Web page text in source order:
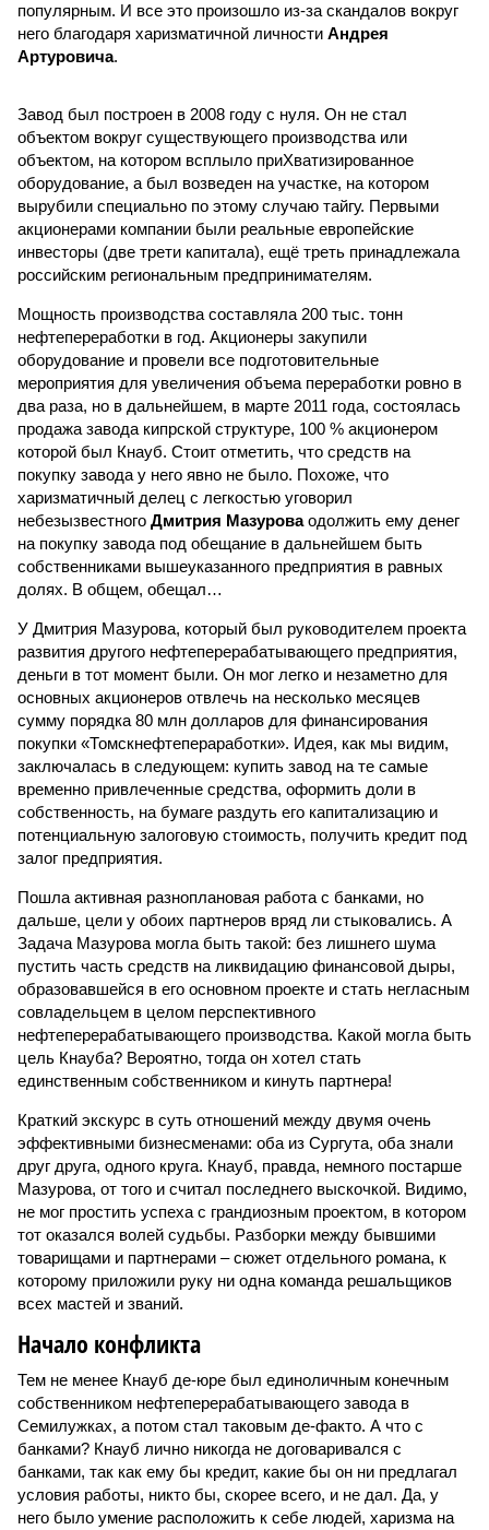
популярным. И все это произошло из-за скандалов вокруг
него благодаря харизматичной личности Андрея
Артуровича.
Завод был построен в 2008 году с нуля. Он не стал
объектом вокруг существующего производства или
объектом, на котором всплыло приХватизированное
оборудование, а был возведен на участке, на котором
вырубили специально по этому случаю тайгу. Первыми
акционерами компании были реальные европейские
инвесторы (две трети капитала), ещё треть принадлежала
российским региональным предпринимателям.
Мощность производства составляла 200 тыс. тонн
нефтепереработки в год. Акционеры закупили
оборудование и провели все подготовительные
мероприятия для увеличения объема переработки ровно в
два раза, но в дальнейшем, в марте 2011 года, состоялась
продажа завода кипрской структуре, 100 % акционером
которой был Кнауб. Стоит отметить, что средств на
покупку завода у него явно не было. Похоже, что
харизматичный делец с легкостью уговорил
небезызвестного Дмитрия Мазуроваодолжить ему денег
на покупку завода под обещание в дальнейшем быть
собственниками вышеуказанного предприятия в равных
долях. В общем, обещал…
У Дмитрия Мазурова, который был руководителем проекта
развития другого нефтеперерабатывающего предприятия,
деньги в тот момент были. Он мог легко и незаметно для
основных акционеров отвлечь на несколько месяцев
сумму порядка 80 млн долларов для финансирования
покупки «Томскнефтепераработки». Идея, как мы видим,
заключалась в следующем: купить завод на те самые
временно привлеченные средства, оформить доли в
собственность, на бумаге раздуть его капитализацию и
потенциальную залоговую стоимость, получить кредит под
залог предприятия.
Пошла активная разноплановая работа с банками, но
дальше, цели у обоих партнеров вряд ли стыковались. А
Задача Мазурова могла быть такой: без лишнего шума
пустить часть средств на ликвидацию финансовой дыры,
образовавшейся в его основном проекте и стать негласным
совладельцем в целом перспективного
нефтеперерабатывающего производства. Какой могла быть
цель Кнауба? Вероятно, тогда он хотел стать
единственным собственником и кинуть партнера!
Краткий экскурс в суть отношений между двумя очень
эффективными бизнесменами: оба из Сургута, оба знали
друг друга, одного круга. Кнауб, правда, немного постарше
Мазурова, от того и считал последнего выскочкой. Видимо,
не мог простить успеха с грандиозным проектом, в котором
тот оказался волей судьбы. Разборки между бывшими
товарищами и партнерами – сюжет отдельного романа, к
которому приложили руку ни одна команда решальщиков
всех мастей и званий.
Начало конфликта
Тем не менее Кнауб де-юре был единоличным конечным
собственником нефтеперерабатывающего завода в
Семилужках, а потом стал таковым де-факто. А что с
банками? Кнауб лично никогда не договаривался с
банками, так как ему бы кредит, какие бы он ни предлагал
условия работы, никто бы, скорее всего, и не дал. Да, у
него было умение расположить к себе людей, харизма на